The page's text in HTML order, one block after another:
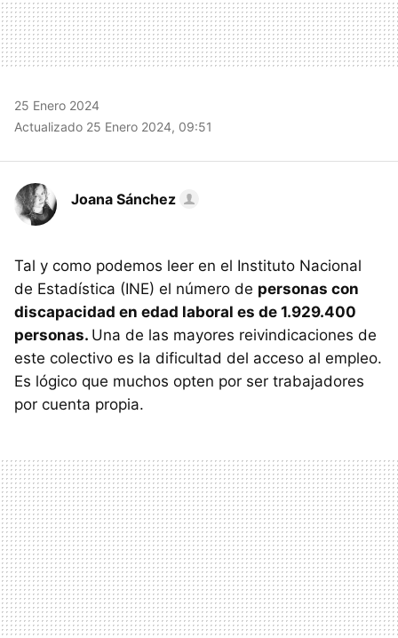
25 Enero 2024
Actualizado 25 Enero 2024, 09:51
Joana Sánchez
Tal y como podemos leer en el Instituto Nacional
de Estadística (INE) el número de personas con
discapacidad en edad laboral es de 1.929.400
personas. Una de las mayores reivindicaciones de
este colectivo es la dificultad del acceso al empleo.
Es lógico que muchos opten por ser trabajadores
por cuenta propia.